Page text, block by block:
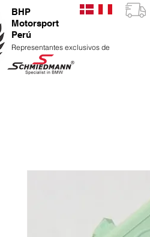
BHP
Motorsport
Perú
Representantes exclusivos de